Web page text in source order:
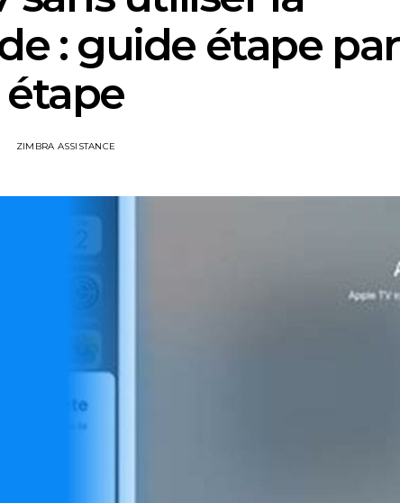
: guide étape par
étape
ZIMBRA ASSISTANCE